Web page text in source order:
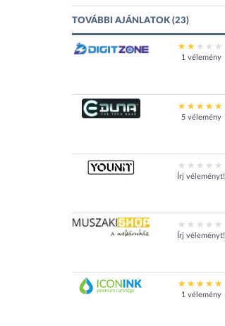
TOVÁBBI AJÁNLATOK (23)
1 vélemény
5 vélemény
Írj véleményt!
Írj véleményt!
1 vélemény